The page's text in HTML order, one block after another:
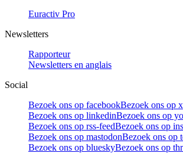
Euractiv Pro
Newsletters
Rapporteur
Newsletters en anglais
Social
Bezoek ons op facebookBezoek ons op x
Bezoek ons op linkedinBezoek ons op
Bezoek ons op rss-feedBezoek ons op
Bezoek ons op mastodonBezoek ons op
Bezoek ons op blueskyBezoek ons op